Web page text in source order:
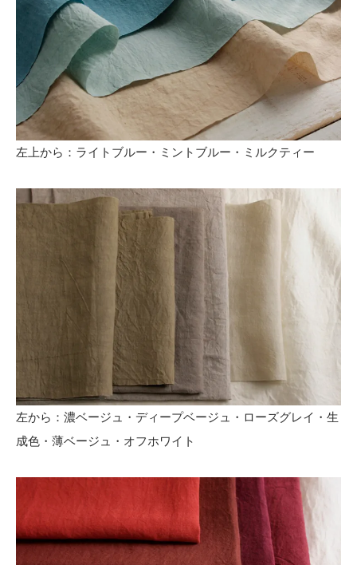
左上から：ライトブルー・ミントブルー・ミルクティー
左から：濃ベージュ・ディープベージュ・ローズグレイ・生
成色・薄ベージュ・オフホワイト